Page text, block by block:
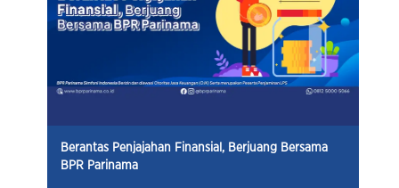
Berantas Penjajahan Finansial, Berjuang Bersama
BPR Parinama